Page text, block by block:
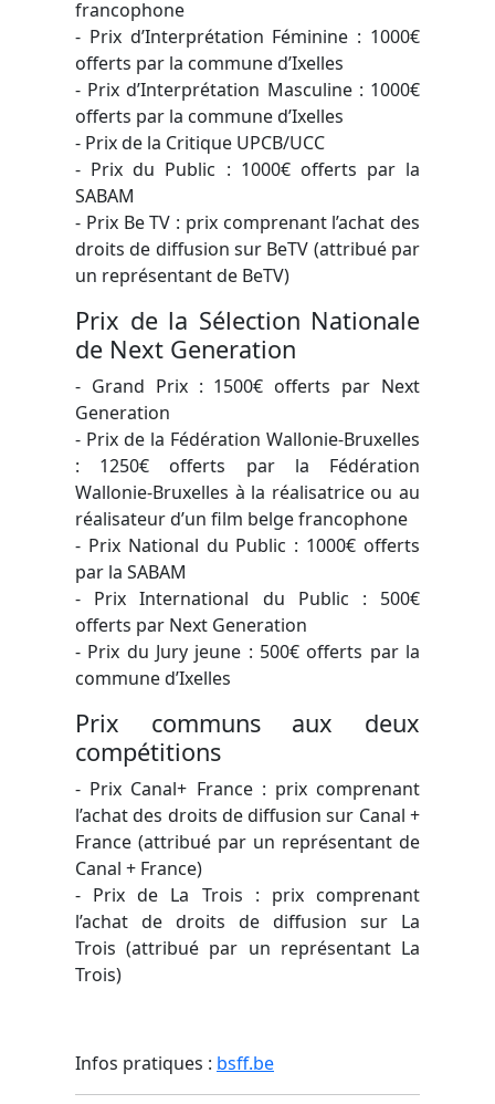
francophone
- Prix d’Interprétation Féminine : 1000€
offerts par la commune d’Ixelles
- Prix d’Interprétation Masculine : 1000€
offerts par la commune d’Ixelles
- Prix de la Critique UPCB/UCC
- Prix du Public : 1000€ offerts par la
SABAM
- Prix Be TV : prix comprenant l’achat des
droits de diffusion sur BeTV (attribué par
un représentant de BeTV)
Prix de la Sélection Nationale
de Next Generation
- Grand Prix : 1500€ offerts par Next
Generation
- Prix de la Fédération Wallonie-Bruxelles
: 1250€ offerts par la Fédération
Wallonie-Bruxelles à la réalisatrice ou au
réalisateur d’un film belge francophone
- Prix National du Public : 1000€ offerts
par la SABAM
- Prix International du Public : 500€
offerts par Next Generation
- Prix du Jury jeune : 500€ offerts par la
commune d’Ixelles
Prix communs aux deux
compétitions
- Prix Canal+ France : prix comprenant
l’achat des droits de diffusion sur Canal +
France (attribué par un représentant de
Canal + France)
- Prix de La Trois : prix comprenant
l’achat de droits de diffusion sur La
Trois (attribué par un représentant La
Trois)
Infos pratiques : bsff.be